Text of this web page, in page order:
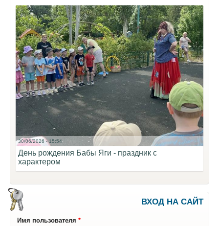
30/06/2026 - 15:54
День рождения Бабы Яги - праздник с
характером
ВХОД НА САЙТ
Имя пользователя *